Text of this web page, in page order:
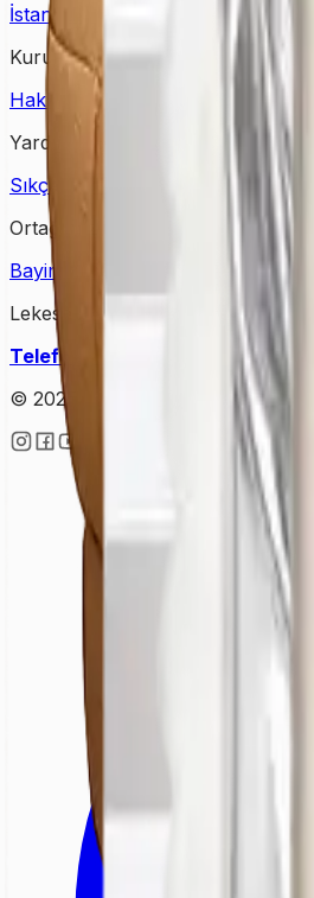
İstanbul Halı Yıkama
Ankara Halı
Kurumsal
Hakkımızda
Kampanyalar
Yardım & Destek
Sıkça Sorulan Sorular
Kişisel
Ortağımız Olun
Bayimiz Olun
Bayilik Detayları
Lekesepeti Temizlik Hizmetleri
Telefon
: +90 (850) 888 90 50 Mail
© 2025 • Lekesepeti